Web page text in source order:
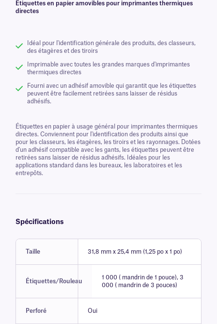
Étiquettes en papier amovibles pour imprimantes thermiques
directes
Idéal pour l'identification générale des produits, des classeurs,
des étagères et des tiroirs
Imprimable avec toutes les grandes marques d'imprimantes
thermiques directes
Fourni avec un adhésif amovible qui garantit que les étiquettes
peuvent être facilement retirées sans laisser de résidus
adhésifs.
Étiquettes en papier à usage général pour imprimantes thermiques
directes. Conviennent pour l'identification des produits ainsi que
pour les classeurs, les étagères, les tiroirs et les rayonnages. Dotées
d'un adhésif compatible avec les gants, les étiquettes peuvent être
retirées sans laisser de résidus adhésifs. Idéales pour les
applications standard dans les bureaux, les laboratoires et les
entrepôts.
Spécifications
Taille 31,8 mm x 25,4 mm (1,25 po x 1 po)
Étiquettes/Rouleau
1 000 ( mandrin de 1 pouce), 3
000 ( mandrin de 3 pouces)
Perforé Oui